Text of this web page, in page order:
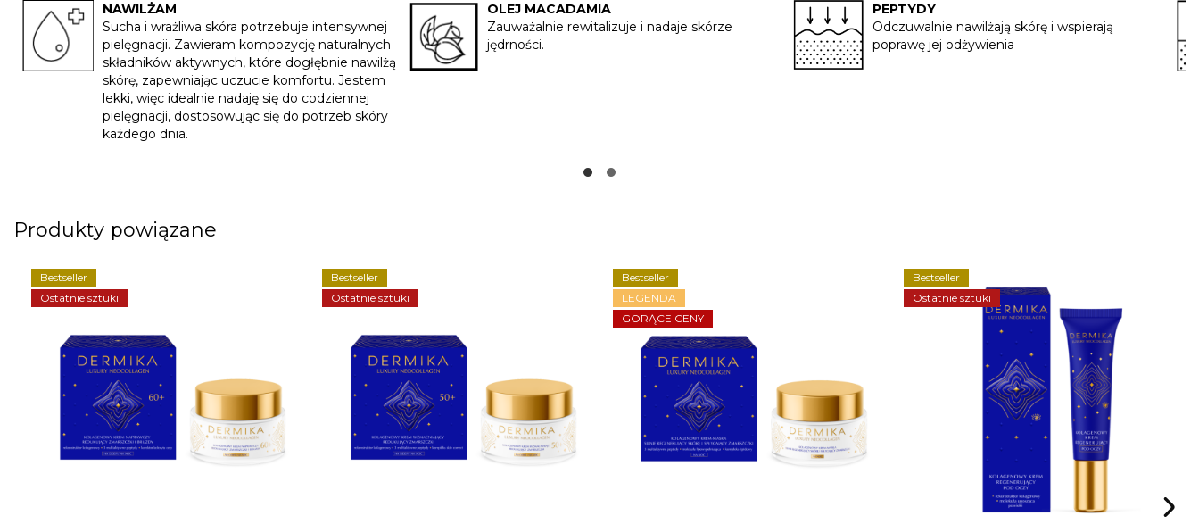
NAWILŻAM
Sucha i wrażliwa skóra potrzebuje intensywnej
pielęgnacji. Zawieram kompozycję naturalnych
składników aktywnych, które dogłębnie nawilżą
skórę, zapewniając uczucie komfortu. Jestem
lekki, więc idealnie nadaję się do codziennej
pielęgnacji, dostosowując się do potrzeb skóry
każdego dnia.
OLEJ MACADAMIA
Zauważalnie rewitalizuje i nadaje skórze
jędrności.
PEPTYDY
Odczuwalnie nawilżają skórę i wspierają
poprawę jej odżywienia
Produkty powiązane
Bestseller
Ostatnie sztuki
Bestseller
Ostatnie sztuki
Bestseller
LEGENDA
GORĄCE CENY
Bestseller
Ostatnie sztuki